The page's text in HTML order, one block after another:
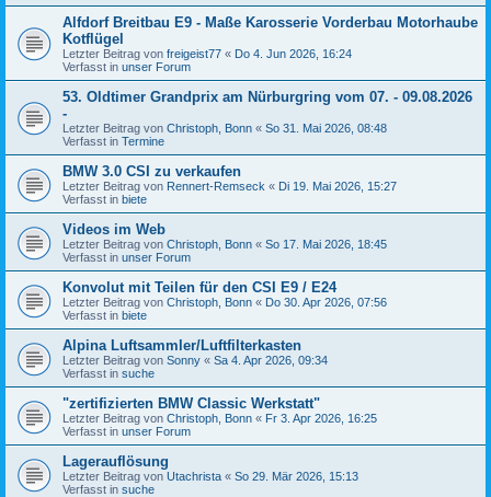
Alfdorf Breitbau E9 - Maße Karosserie Vorderbau Motorhaube
Kotflügel
Letzter Beitrag von freigeist77 « Do 4. Jun 2026, 16:24
Verfasst in unser Forum
53. Oldtimer Grandprix am Nürburgring vom 07. - 09.08.2026
-
Letzter Beitrag von Christoph, Bonn « So 31. Mai 2026, 08:48
Verfasst in Termine
BMW 3.0 CSI zu verkaufen
Letzter Beitrag von Rennert-Remseck « Di 19. Mai 2026, 15:27
Verfasst in biete
Videos im Web
Letzter Beitrag von Christoph, Bonn « So 17. Mai 2026, 18:45
Verfasst in unser Forum
Konvolut mit Teilen für den CSI E9 / E24
Letzter Beitrag von Christoph, Bonn « Do 30. Apr 2026, 07:56
Verfasst in biete
Alpina Luftsammler/Luftfilterkasten
Letzter Beitrag von Sonny « Sa 4. Apr 2026, 09:34
Verfasst in suche
"zertifizierten BMW Classic Werkstatt"
Letzter Beitrag von Christoph, Bonn « Fr 3. Apr 2026, 16:25
Verfasst in unser Forum
Lagerauflösung
Letzter Beitrag von Utachrista « So 29. Mär 2026, 15:13
Verfasst in suche